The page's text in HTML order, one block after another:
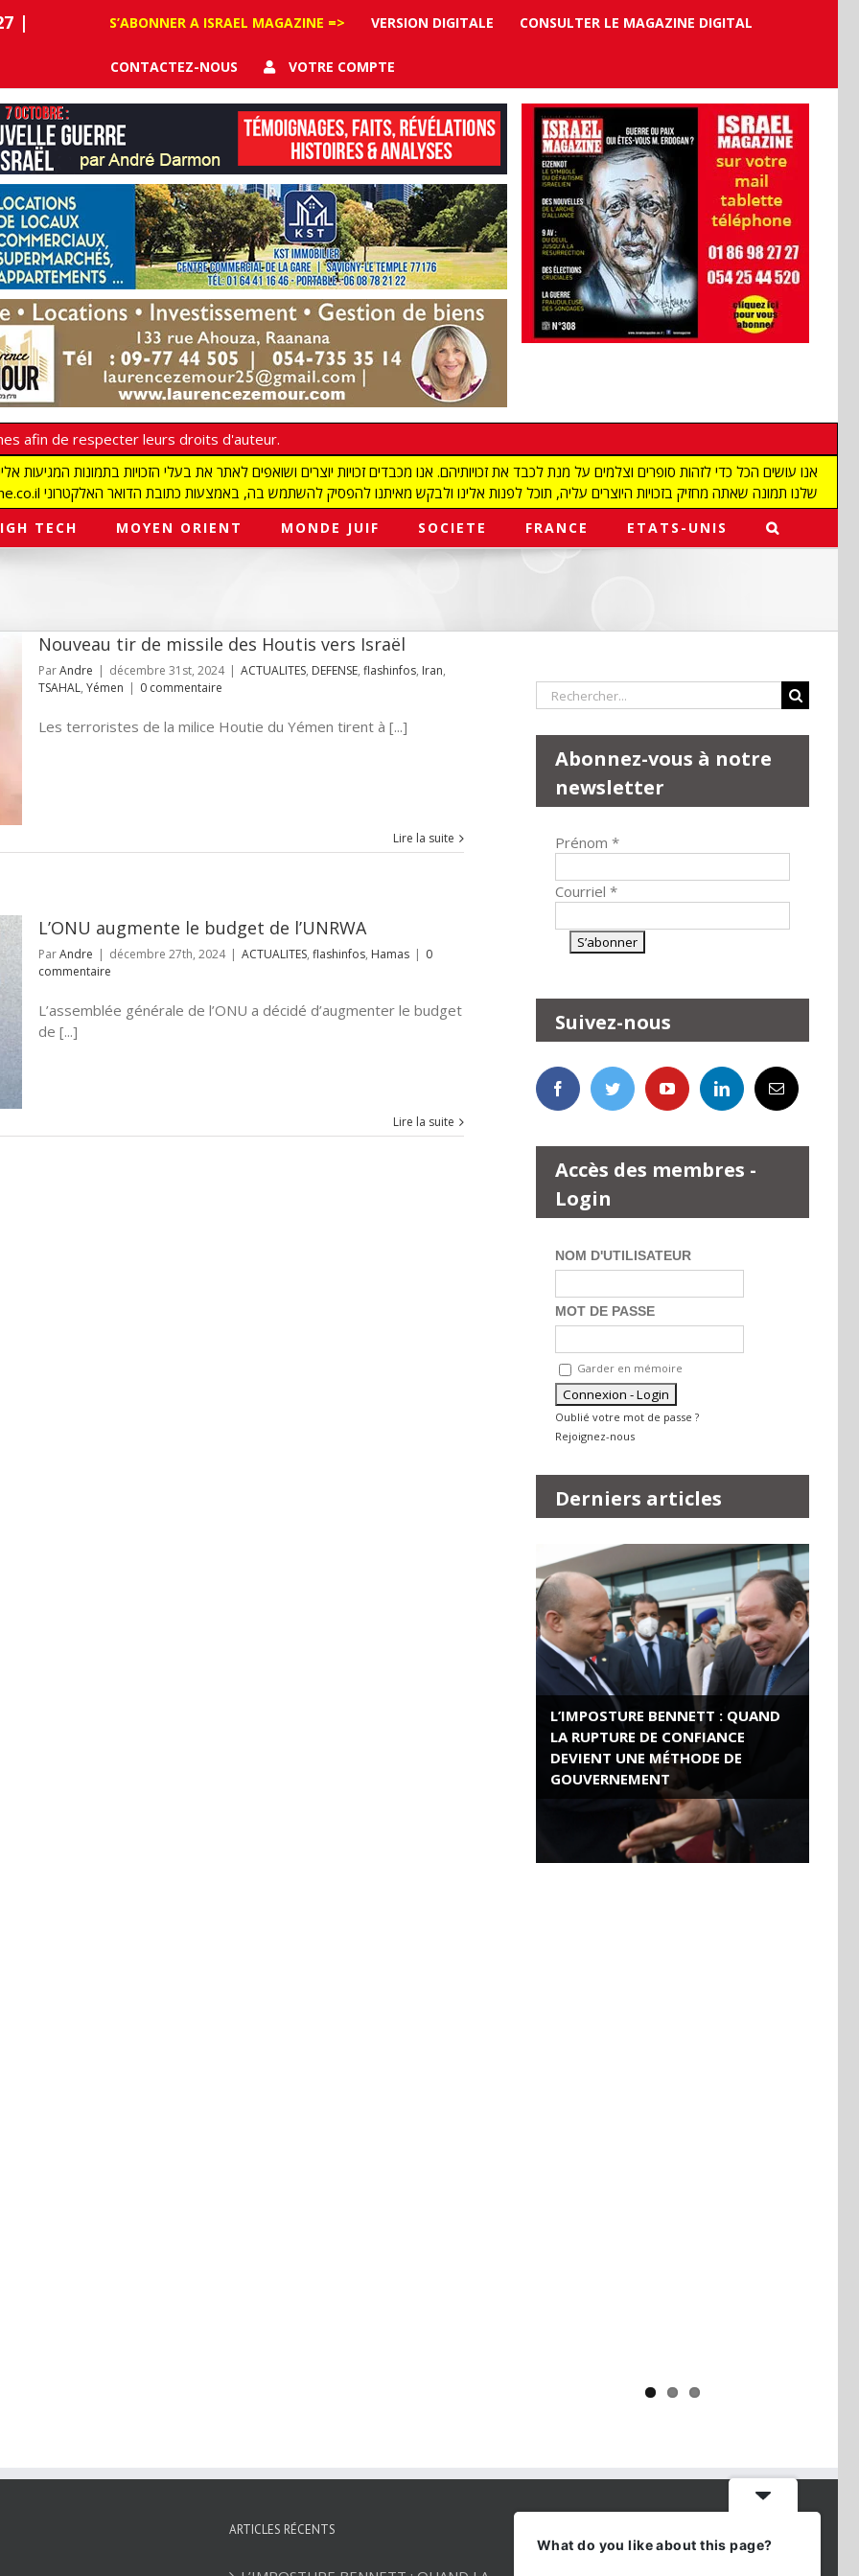
|
S’ABONNER A ISRAEL MAGAZINE => VERSION DIGITALE CONSULTER LE MAGAZINE DIGITAL
CONTACTEZ-NOUS VOTRE COMPTE
afin de respecter leurs droits d'auteur.
redaction@israelmagazine.co.il שלנו תמונה שאתה מחזיק בזכויות היוצרים עליה, תוכל לפנות אלינו ולבקש מאיתנו להפסיק להשתמש בה, באמצעות כתובת הדואר האלקטרוני
TECH MOYEN ORIENT MONDE JUIF SOCIETE FRANCE ETATS-UNIS
Nouveau tir de missile des Houtis vers Israël
ParAndre | décembre 31st, 2024 | ACTUALITES, DEFENSE, flashinfos, Iran,
TSAHAL, Yémen | 0 commentaire
Les terroristes de la milice Houtie du Yémen tirent à [...]
Lire la suite
L’ONU augmente le budget de l’UNRWA
ParAndre | décembre 27th, 2024 | ACTUALITES, flashinfos, Hamas | 0
commentaire
L’assemblée générale de l’ONU a décidé d’augmenter le budget
de [...]
Lire la suite
Rechercher:
Abonnez-vous à notre
newsletter
Prénom *
Courriel *
Suivez-nous
Accès des membres -
Login
NOM D'UTILISATEUR
MOT DE PASSE
Garder en mémoire
Oublié votre mot de passe ?
Rejoignez-nous
Derniers articles
L’IMPOSTURE BENNETT : QUAND
LA RUPTURE DE CONFIANCE
DEVIENT UNE MÉTHODE DE
GOUVERNEMENT
ROSE VALLAND, HEROÏNE DE LA
RESISTANCE FRANÇAISE
ARTICLES RÉCENTS
What do you like about this page?